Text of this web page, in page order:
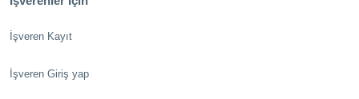
İşveren Kayıt
İşveren Giriş yap